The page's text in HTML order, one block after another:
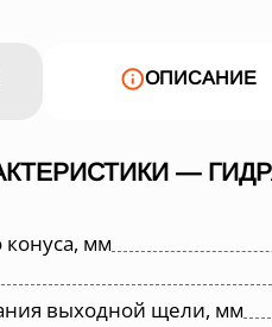
ОПИСАНИЕ
—
мм
выходной щели, мм